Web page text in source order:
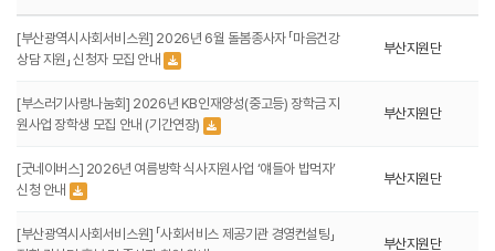
[부산광역시사회서비스원] 2026년 6월 돌봄종사자 「마음건강
상담 지원」 신청자 모집 안내
부산지원단
[부스러기사랑나눔회] 2026년 KB인재양성(중고등) 장학금 지
원사업 장학생 모집 안내 (기간연장)
부산지원단
[굿네이버스] 2026년 여름방학 식사지원사업 ‘얘들아 밥먹자’
신청 안내
부산지원단
[부산광역시사회서비스원] 「사회서비스 제공기관 경영컨설팅」
부산지원단